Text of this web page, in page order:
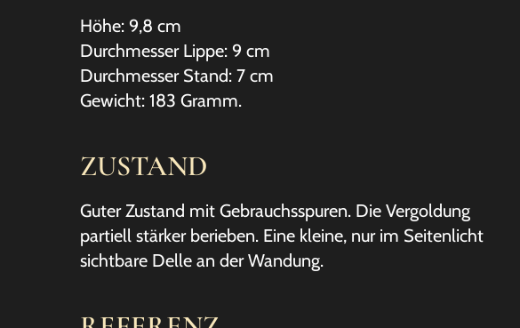
Höhe: 9,8 cm
Durchmesser Lippe: 9 cm
Durchmesser Stand: 7 cm
Gewicht: 183 Gramm.
ZUSTAND
Guter Zustand mit Gebrauchsspuren. Die Vergoldung
partiell stärker berieben. Eine kleine, nur im Seitenlicht
sichtbare Delle an der Wandung.